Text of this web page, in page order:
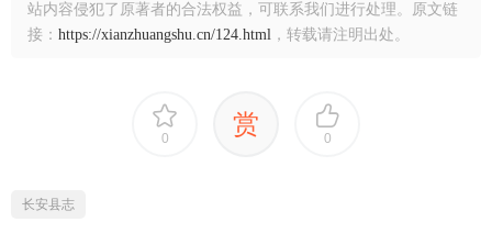
站内容侵犯了原著者的合法权益，可联系我们进行处理。原文链
接： https://xianzhuangshu.cn/124.html ，转载请注明出处。
0 赏 0
长安县志